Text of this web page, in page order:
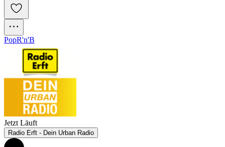
PopR'n'B
Jetzt Läuft
Radio Erft - Dein Urban Radio